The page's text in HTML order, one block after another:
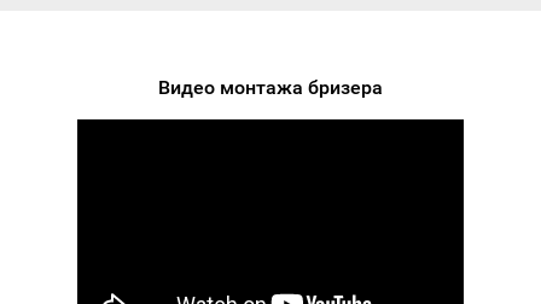
Видео монтажа бризера